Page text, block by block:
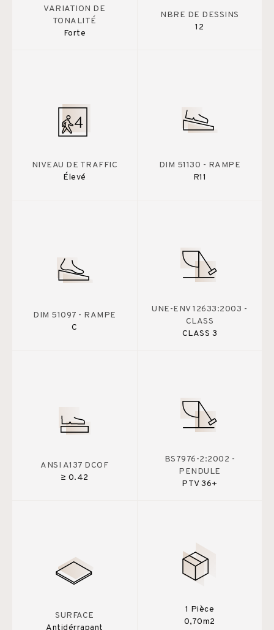
VARIATION DE
TONALITÉ
Forte
NBRE DE DESSINS
12
NIVEAU DE TRAFFIC
Élevé
DIM 51130 - RAMPE
R11
DIM 51097 - RAMPE
C
UNE-ENV 12633:2003 -
CLASS
CLASS 3
ANSI A137 DCOF
≥ 0.42
BS7976-2:2002 -
PENDULE
PTV 36+
SURFACE
Antidérrapant
1 Pièce
0,70m2